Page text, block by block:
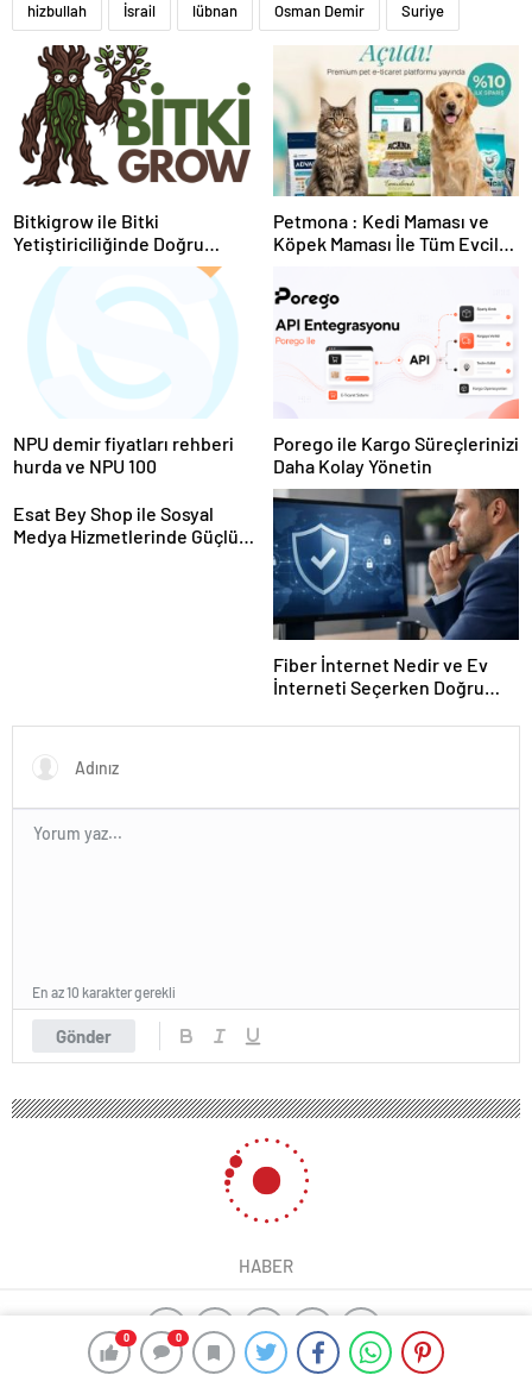
0 0
hizbullah İsrail lübnan Osman Demir Suriye
Bitkigrow ile Bitki
Yetiştiriciliğinde Doğru
Ekipman ve Ürün Seçimi
Petmona : Kedi Maması ve
Köpek Maması İle Tüm Evcil
NPU demir fiyatları rehberi
hurda ve NPU 100
Porego ile Kargo Süreçlerinizi
Daha Kolay Yönetin
Esat Bey Shop ile Sosyal
Medya Hizmetlerinde Güçlü
Fiber İnternet Nedir ve Ev
İnterneti Seçerken Doğru
Gönder
En az 10 karakter gerekli
HABER